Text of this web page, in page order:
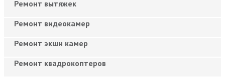
Ремонт вытяжек
Ремонт видеокамер
Ремонт экшн камер
Ремонт квадрокоптеров